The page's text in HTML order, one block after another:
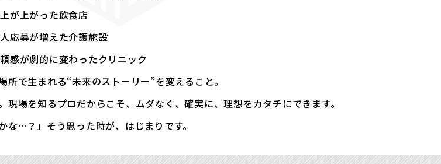
が上がった飲食店
応募が増えた介護施設
感が劇的に変わったクリニック
所で生まれる“未来のストーリー”を変えること。
現場を知るプロだからこそ、ムダなく、確実に、理想をカタチにできます。
な…？」そう思った時が、はじまりです。